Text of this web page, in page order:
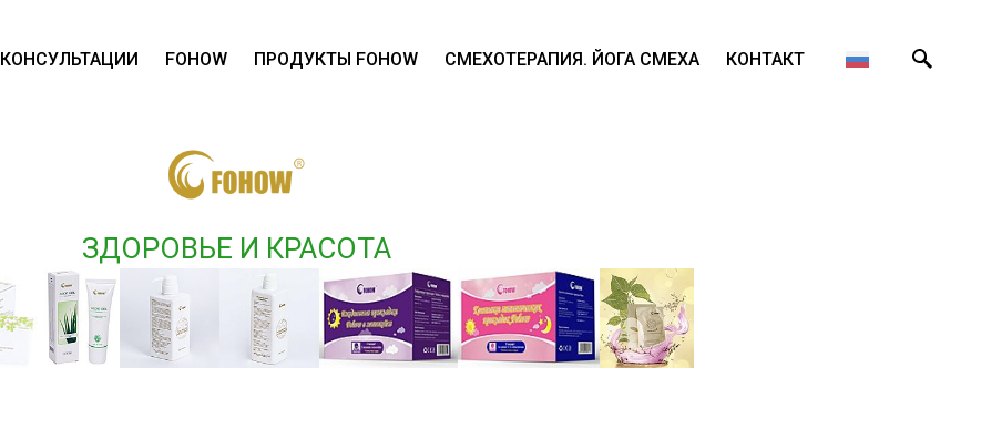
КОНСУЛЬТАЦИИ FOHOW ПРОДУКТЫ FOHOW СМЕХОТЕРАПИЯ. ЙОГА СМЕХА КОНТАКТ
ЗДОРОВЬЕ И КРАСОТА